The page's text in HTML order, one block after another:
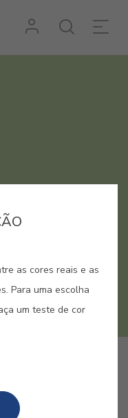
as cores reais e as
Para uma escolha
um teste de cor